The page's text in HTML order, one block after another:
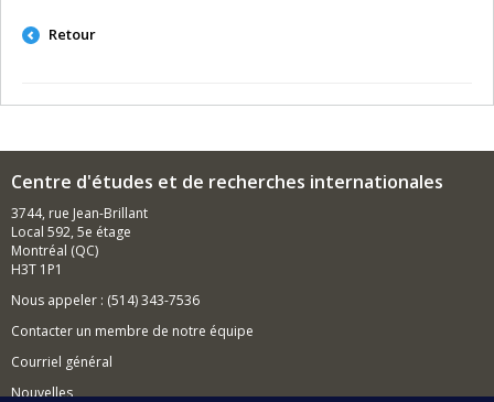
Retour
Centre d'études et de recherches internationales
3744, rue Jean-Brillant
Local 592, 5e étage
Montréal (QC)
H3T 1P1
Nous appeler : (514) 343-7536
Contacter un membre de notre équipe
Courriel général
Nouvelles